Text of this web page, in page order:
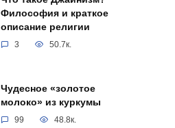
Философия и краткое
описание религии
3 50.7к.
Чудесное «золотое
молоко» из куркумы
99 48.8к.